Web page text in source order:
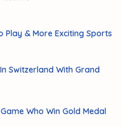
Play & More Exciting Sports
Switzerland With Grand
Who Win Gold Medal